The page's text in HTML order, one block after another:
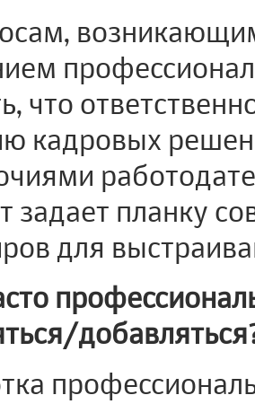
что
кадровых
задает планку
для